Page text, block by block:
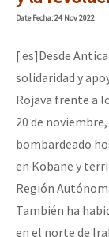
Mundo
La Sexta
AutonomÍa y
Megaproyectos
Migración
Presos
Dia 1: Encontro
[CDMX – 20 julio]
“Sonhando a Terra
DateFecha: 24 Nov 2022
[:es]Desde
solidaridad y
Rojava frente a
20 de
bombardeado
en Kobane y
Región
También ha
en el norte de